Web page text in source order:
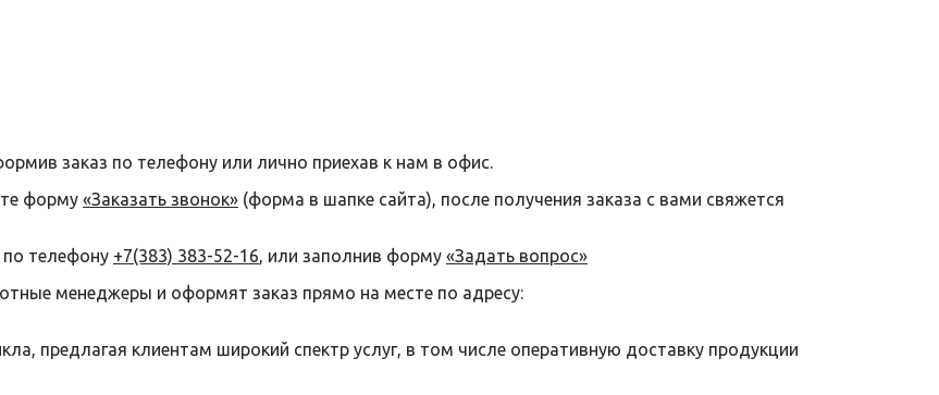
заказ по телефону или лично приехав к нам в офис.
форму «Заказать звонок» (форма в шапке сайта), после получения заказа с вами свяжется
телефону +7(383) 383-52-16, или заполнив форму «Задать вопрос»
менеджеры и оформят заказ прямо на месте по адресу:
предлагая клиентам широкий спектр услуг, в том числе оперативную доставку продукции